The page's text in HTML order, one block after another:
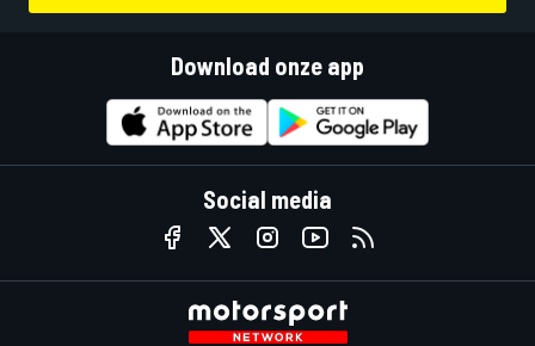
Download onze app
Social media